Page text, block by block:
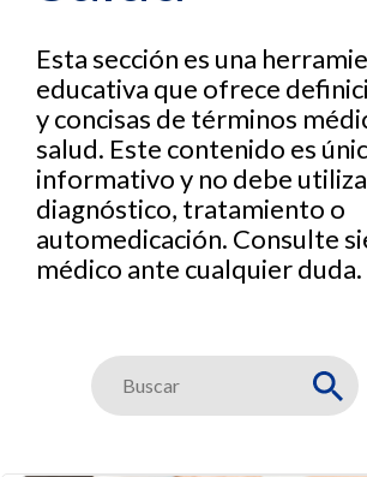
Esta sección es una
educativa que ofrece
y concisas de términos
salud. Este contenido es
informativo y no debe
diagnóstico, tratamiento o
automedicación. Consulte
médico ante cualquier duda.